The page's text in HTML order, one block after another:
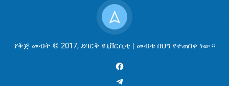
የቅጅ መብት © 2017, ደባርቅ ዩኒቨርሲቲ | መብቱ በህግ የተጠበቀ ነው።